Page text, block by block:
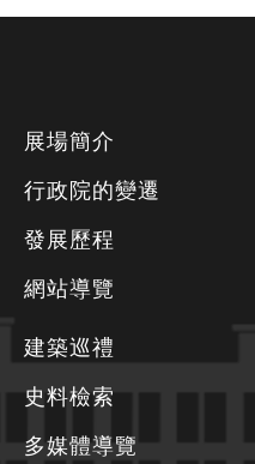
展場簡介
行政院的變遷
發展歷程
網站導覽
建築巡禮
史料檢索
多媒體導覽